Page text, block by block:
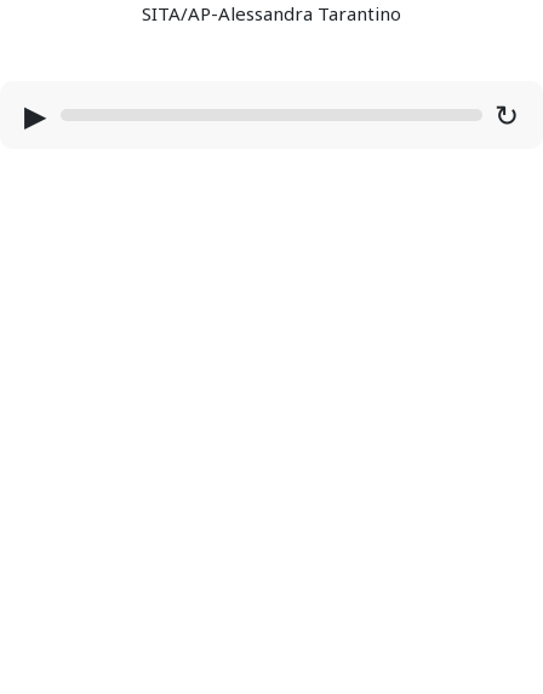
SITA/AP-Alessandra Tarantino
▶ ↻